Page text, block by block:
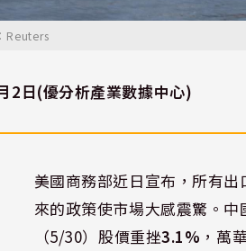
Reuters
2日(優分析產業數據中心)
美國商務部近日宣布，所有
來的政策使市場大感震驚。
（5/30）股價重挫3.1% ，萬